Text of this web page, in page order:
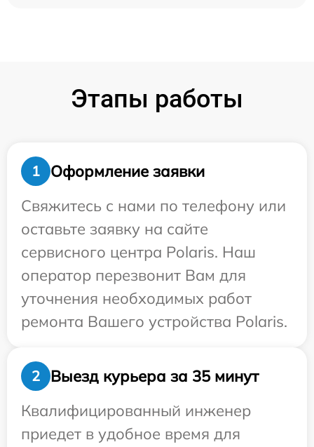
Этапы работы
1
Оформление заявки
Свяжитесь с нами по телефону или
оставьте заявку на сайте
сервисного центра Polaris. Наш
оператор перезвонит Вам для
уточнения необходимых работ
ремонта Вашего устройства Polaris.
2
Выезд курьера за 35 минут
Квалифицированный инженер
приедет в удобное время для